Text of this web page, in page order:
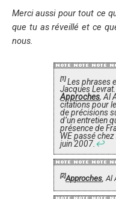
Merci aussi pour tout ce
que tu as réveillé et ce
nous.
[1]Les phrases
Jacques
Approches, Al
citations pour
de précisions
d’un entretien
présence de
WE passé
juin 2007.↩
[2]Approches ,